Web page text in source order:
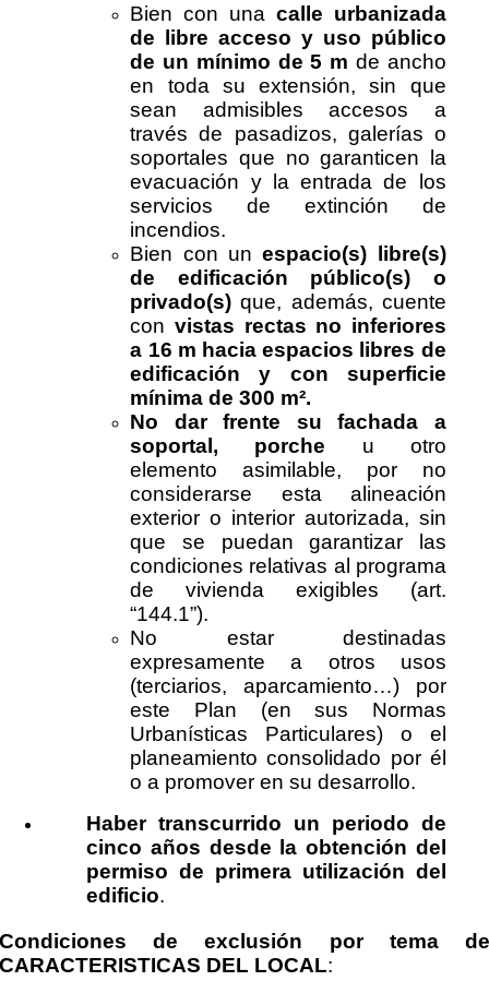
Bien con una calle urbanizada
de libre acceso y uso público
de un mínimo de 5 m de ancho
en toda su extensión, sin que
sean admisibles accesos a
través de pasadizos, galerías o
soportales que no garanticen la
evacuación y la entrada de los
servicios de extinción de
incendios.
Bien con unespacio(s) libre(s)
de edificación público(s) o
privado(s) que, además, cuente
con vistas rectas no inferiores
a 16 m hacia espacios libres de
edificación y con superficie
mínima de 300 m².
No dar frente su fachada a
soportal, porche u otro
elemento asimilable, por no
considerarse esta alineación
exterior o interior autorizada, sin
que se puedan garantizar las
condiciones relativas al programa
de vivienda exigibles (art.
“144.1”).
No estar destinadas
expresamente a otros usos
(terciarios, aparcamiento…) por
este Plan (en sus Normas
Urbanísticas Particulares) o el
planeamiento consolidado por él
o a promover en su desarrollo.
Haber transcurrido un periodo de
cinco años desde la obtención del
permiso de primera utilización del
edificio.
Condiciones de exclusión por tema de
CARACTERISTICAS DEL LOCAL: